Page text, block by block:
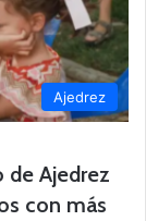
Ajedrez
de Ajedrez
con más